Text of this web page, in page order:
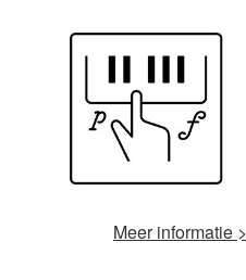
Meer informatie >